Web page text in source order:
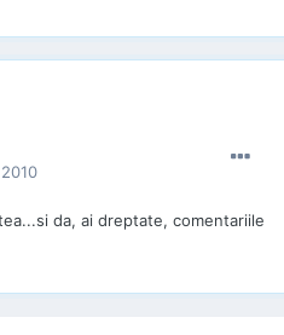
da, ai dreptate, comentariile